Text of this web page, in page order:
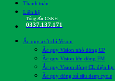
Thanh toán
Liên hệ
Tổng đài CSKH
0337.137.171
Ắc quy axít chì Vision
Ắc quy Vision nhỏ dòng CP
Ắc quy Vision lớn dòng FM
Ắc quy Vision dòng CL điện lực
Ắc quy dòng xả sâu deep cycle